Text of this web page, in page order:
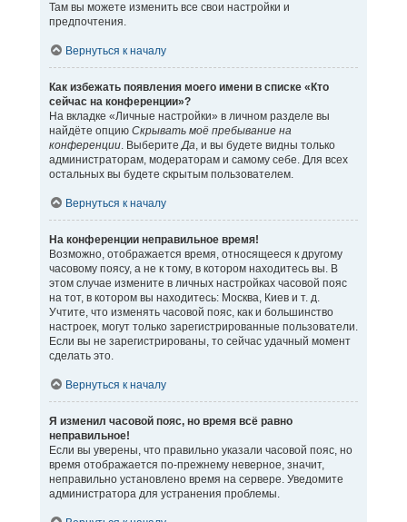
Там вы можете изменить все свои настройки и
предпочтения.
Вернуться к началу
Как избежать появления моего имени в списке «Кто
сейчас на конференции»?
На вкладке «Личные настройки» в личном разделе вы
найдёте опцию Скрывать моё пребывание на
конференции. ВыберитеДа, и вы будете видны только
администраторам, модераторам и самому себе. Для всех
остальных вы будете скрытым пользователем.
Вернуться к началу
На конференции неправильное время!
Возможно, отображается время, относящееся к другому
часовому поясу, а не к тому, в котором находитесь вы. В
этом случае измените в личных настройках часовой пояс
на тот, в котором вы находитесь: Москва, Киев и т. д.
Учтите, что изменять часовой пояс, как и большинство
настроек, могут только зарегистрированные пользователи.
Если вы не зарегистрированы, то сейчас удачный момент
сделать это.
Вернуться к началу
Я изменил часовой пояс, но время всё равно
неправильное!
Если вы уверены, что правильно указали часовой пояс, но
время отображается по-прежнему неверное, значит,
неправильно установлено время на сервере. Уведомите
администратора для устранения проблемы.